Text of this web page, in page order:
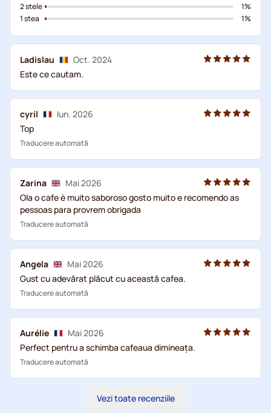
2 stele
1 stea
1%
1%
Ladislau
Oct. 2024
Este ce cautam.
cyril
Iun. 2026
Top
Traducere automată
Zarina
Mai 2026
Ola o cafe è muito saboroso gosto muito e recomendo as
pessoas para provrem obrigada
Traducere automată
Angela
Mai 2026
Gust cu adevărat plăcut cu această cafea.
Traducere automată
Aurélie
Mai 2026
Perfect pentru a schimba cafeaua dimineața.
Traducere automată
Vezi toate recenziile